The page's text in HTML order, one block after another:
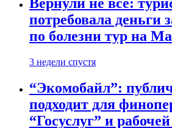
Вернули не всё:
потребовала деньги
по болезни тур на
3 недели спустя
“Экомобайл”:
подходит для
“Госуслуг” и